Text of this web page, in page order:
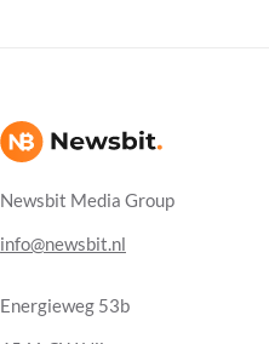
Newsbit Media Group
info@newsbit.nl
Energieweg 53b